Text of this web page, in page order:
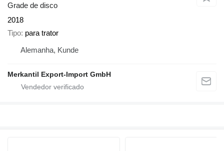
Grade de disco
2018
Tipo para trator
Alemanha, Kunde
Merkantil Export-Import GmbH